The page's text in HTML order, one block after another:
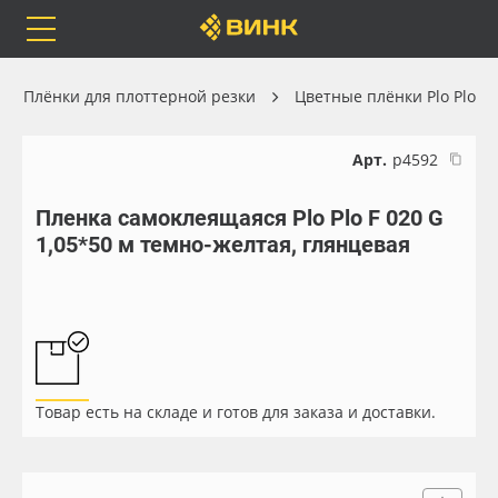
Каталог
Бренды
Доставка
Весь каталог
Самоклеящиеся плёнки
Листовые материалы
Плёнки для плоттерной резки Цветные плёнки Plo Plo
Арт. р4592
Пленка самоклеящаяся Plo Plo F 020 G
1,05*50 м темно-желтая, глянцевая
Товар есть на складе и готов для заказа и доставки.